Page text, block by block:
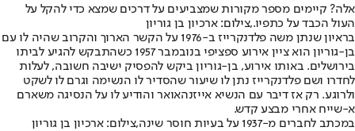
אלה? קיימים מספר מקורות שמצביעים על דרכים שמצא כדי להקל על
העול הכבד על כתפיו.,צילום: ארכיון בן גוריון
בראיון שנתן משה פלדנקרייז ב-1976 על הקשר הארוך והקרוב שהיה לו עם
בן-גוריון הוא ציין אירוע ספציפי בנובמבר 1957 כשהתבקש להגיע לביתו
בירושלים. באותו אירוע, בן-גוריון ביקש להפסיק ישיבה חשובה, לעלות
לחדרו ושם פלדנקרייז נתן לו שיעור שהסדיר לו הנשימה וגרם לו לשקט
ולרוגע. רק אז דיבר עם הנשיא אייזנהאואר והודיע לו על הנסיגה משארם
א-שייח אחרי מבצע קדש.
במכתב לחברים מ-1937 על בעיות חוסר שינה,צילום: ארכיון בן גוריון